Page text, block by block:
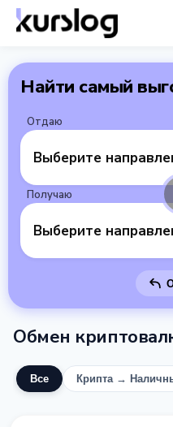
Найти самый
Отдаю
Выберите
Получаю
Выберите
Обмен
Все Крипта →